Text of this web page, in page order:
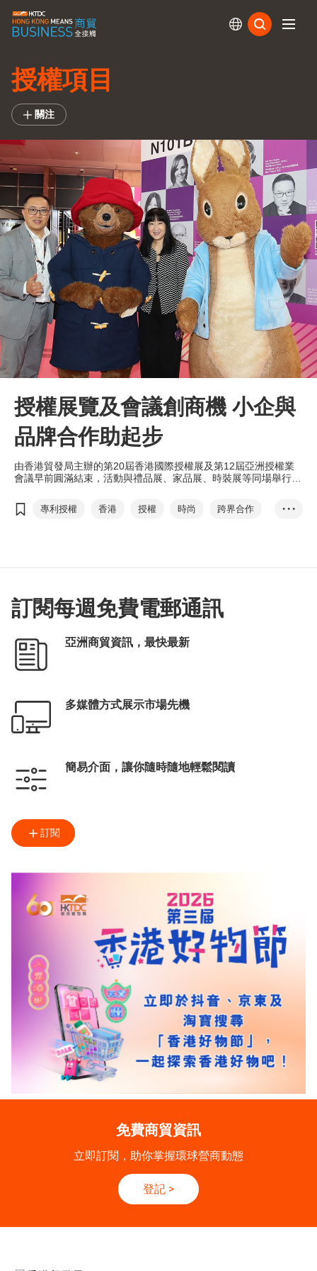
授權項目
關注
授權展覽及會議創商機 小企與
品牌合作助起步
由香港貿發局主辦的第20屆香港國際授權展及第12屆亞洲授權業
會議早前圓滿結束，活動與禮品展、家品展、時裝展等同場舉行，
專利授權 香港 授權 時尚
跨界合作
運動授權
劉會平 劉震 孔倫
• • •
訂閱每週免費電郵通訊
亞洲商貿資訊，最快最新
多媒體方式展示市場先機
簡易介面，讓你隨時隨地輕鬆閱讀
訂閱
免費商貿資訊
立即訂閱，助你掌握環球營商動態
登記 >